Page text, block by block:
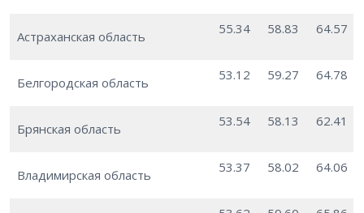
Астраханская область 55.34 58.83 64.57
Белгородская область 53.12 59.27 64.78
Брянская область 53.54 58.13 62.41
Владимирская область 53.37 58.02 64.06